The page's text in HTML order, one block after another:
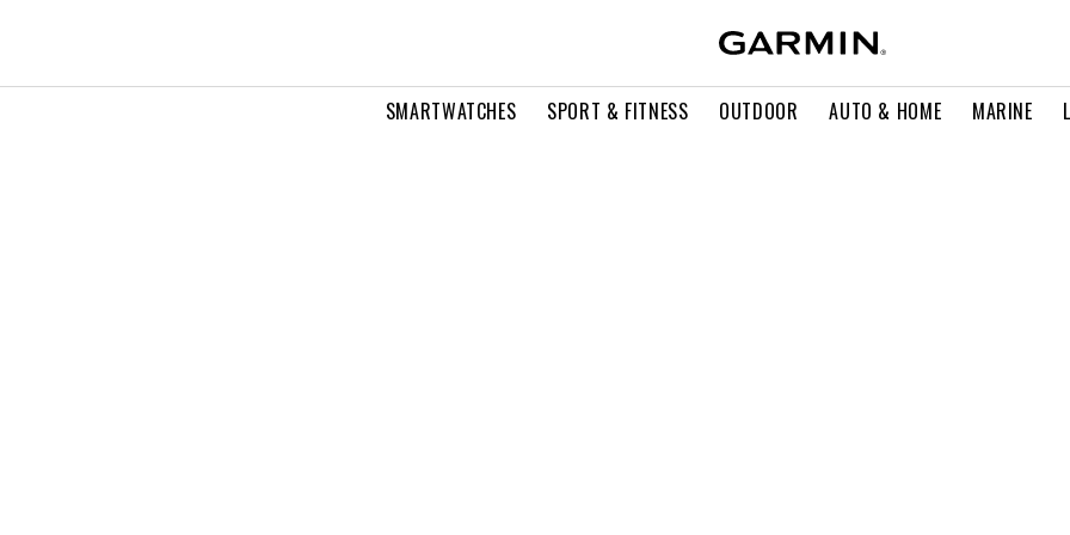
SMARTWATCHES SPORT & FITNESS OUTDOOR AUTO & HOME MARINE